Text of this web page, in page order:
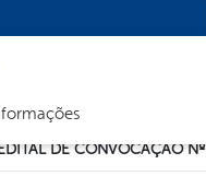
de navegação